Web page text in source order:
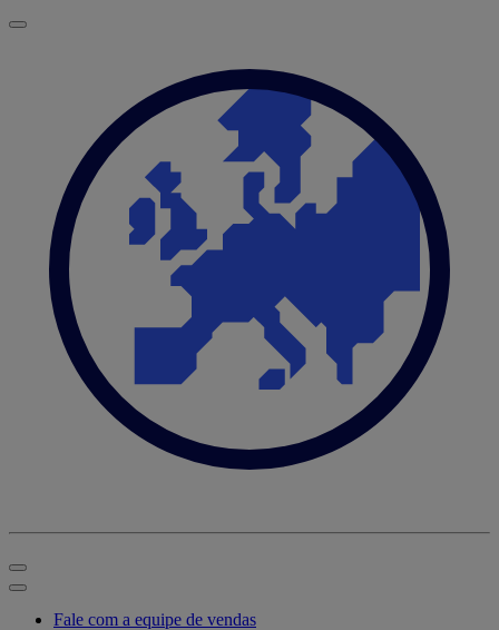
Fale com a equipe de vendas